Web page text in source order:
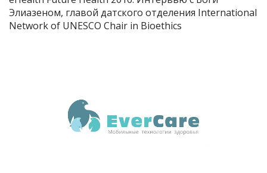
Элиазеном, главой датского отделения International
Network of UNESCO Chair in Bioethics